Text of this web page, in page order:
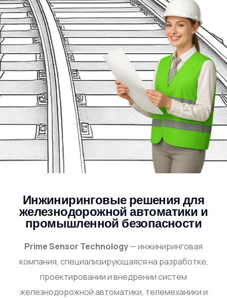
Инжиниринговые решения для
железнодорожной автоматики и
промышленной безопасности
Prime Sensor Technology— инжиниринговая
компания, специализирующаяся на разработке,
проектировании и внедрении систем
железнодорожной автоматики, телемеханики и